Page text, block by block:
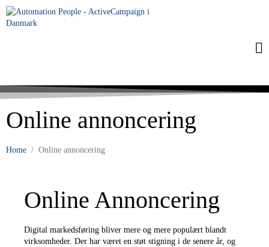
Online annoncering
Home Online annoncering
Online Annoncering
Digital markedsføring bliver mere og mere populært blandt
virksomheder. Der har været en støt stigning i de senere år, og